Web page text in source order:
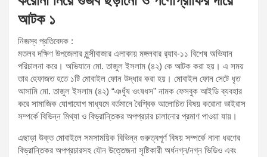
i
s
e
m
e
n
t
:
আটক ১
নিজস্ব প্রতিবেদক :
মতলব দক্ষিণ উপজেলার মুন্সীবাজার এলাকায় মঙ্গলবার র‌্যাব-১১ বিশেষ অভিযান
পরিচালনা করে। অভিযানে মো. তাজুল ইসলাম (৪২) কে আটক করা হয়। এ সময়
তার হেফাজত হতে ১টি মোবাইল ফোন উদ্ধার করা হয়। মোবাইল ফোন সেটে ধৃত
আসামি মো. তাজুল ইসলাম (৪২) “ঞধুঁষ ওংষধস” নামক ফেসবুক আইডি ব্যবহার
করে সামাজিক যোগাযোগ মাধ্যমে বর্তমানে বৈশ্বিক আলোচিত বিষয় করোনা ভাইরাস
সম্পর্কে বিভিন্ন মিথ্যা ও বিভ্রান্তিকর অপপ্রচার চালানোর প্রমাণ পাওয়া যায়।
এছাড়া উক্ত মোবাইলে সমসাময়িক বিভিন্ন গুরুত্বপূর্ণ বিষয় সম্পর্কে নানা ধরণের
বিভ্রান্তিকর অপপ্রচারসহ যৌন উত্তেজনা সৃষ্টিকারী অর্ধনগ্ন/নগ্ন ভিডিও এবং